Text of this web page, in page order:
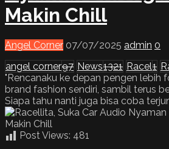
Makin Chill
Angel Corner 07/07/2025 admin 0
angel corner97 News1321 Racel1
"Rencanaku ke depan pengen lebih
brand fashion sendiri, sambil terus
Siapa tahu nanti juga bisa coba
Post Views: 481